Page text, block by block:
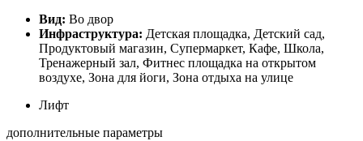
Вид: Во двор
Инфраструктура: Детская площадка, Детский сад,
Продуктовый магазин, Супермаркет, Кафе, Школа,
Тренажерный зал, Фитнес площадка на открытом
воздухе, Зона для йоги, Зона отдыха на улице
Лифт
дополнительные параметры